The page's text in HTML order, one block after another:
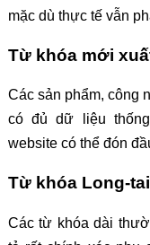
mặc dù thực tế vẫn
Từ khóa mới
Các sản phẩm, công
có đủ dữ liệu
website có thể đón
Từ khóa Long-tail
Các từ khóa dài